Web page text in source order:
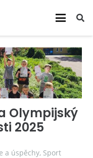
Olympijský
2025
a úspěchy, Sport